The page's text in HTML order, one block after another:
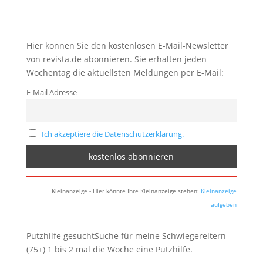
Hier können Sie den kostenlosen E-Mail-Newsletter
von revista.de abonnieren. Sie erhalten jeden
Wochentag die aktuellsten Meldungen per E-Mail:
E-Mail Adresse
Ich akzeptiere die Datenschutzerklärung.
Kleinanzeige - Hier könnte Ihre Kleinanzeige stehen: Kleinanzeige
aufgeben
Putzhilfe gesuchtSuche für meine Schwiegereltern
(75+) 1 bis 2 mal die Woche eine Putzhilfe.